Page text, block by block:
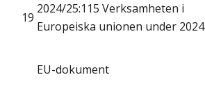
19
2024/25:115 Verksamheten i
Europeiska unionen under 2024
EU-dokument